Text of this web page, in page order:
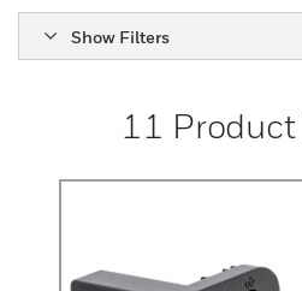
Show Filters
11